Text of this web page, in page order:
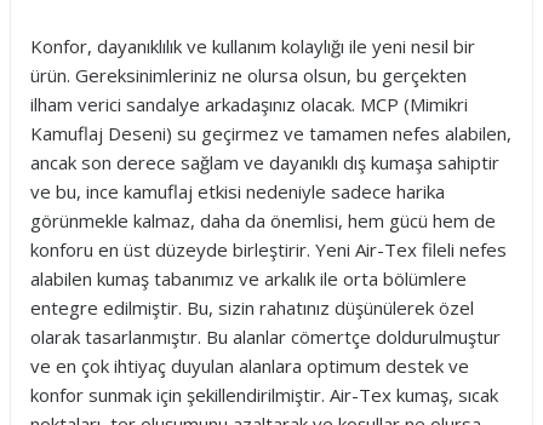
Konfor, dayanıklılık ve kullanım kolaylığı ile yeni nesil bir
ürün. Gereksinimleriniz ne olursa olsun, bu gerçekten
ilham verici sandalye arkadaşınız olacak. MCP (Mimikri
Kamuflaj Deseni) su geçirmez ve tamamen nefes alabilen,
ancak son derece sağlam ve dayanıklı dış kumaşa sahiptir
ve bu, ince kamuflaj etkisi nedeniyle sadece harika
görünmekle kalmaz, daha da önemlisi, hem gücü hem de
konforu en üst düzeyde birleştirir. Yeni Air-Tex fileli nefes
alabilen kumaş tabanımız ve arkalık ile orta bölümlere
entegre edilmiştir. Bu, sizin rahatınız düşünülerek özel
olarak tasarlanmıştır. Bu alanlar cömertçe doldurulmuştur
ve en çok ihtiyaç duyulan alanlara optimum destek ve
konfor sunmak için şekillendirilmiştir. Air-Tex kumaş, sıcak